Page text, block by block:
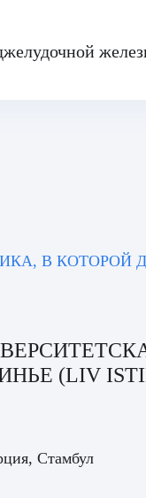
В КОТОРОЙ
(LIV
, Стамбул